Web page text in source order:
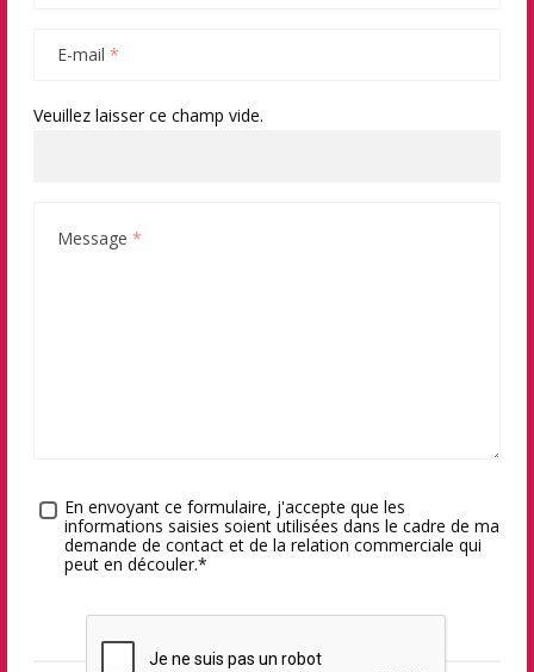
E-mail *
Veuillez laisser ce champ vide.
Message *
Traitement des données *
En envoyant ce formulaire, j'accepte que les
informations saisies soient utilisées dans le cadre de ma
demande de contact et de la relation commerciale qui
peut en découler.*